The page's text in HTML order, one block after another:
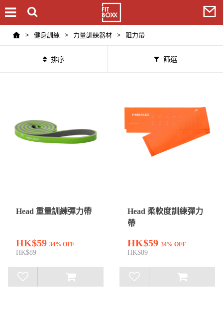
> 健身訓練 > 力量訓練器材 > 阻力帶
排序 篩選
Head 重量訓練彈力帶
HK$59 34% OFF
HK$89
Head 柔軟度訓練彈力
帶
HK$59 34% OFF
HK$89